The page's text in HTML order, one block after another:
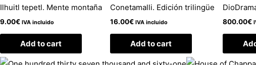
Ilhuitl tepetl. Mente montaña
9.00€ IVA incluido
Add to cart
Conetamalli. Edición trilingüe
16.00€ IVA incluido
Add to cart
800.00€